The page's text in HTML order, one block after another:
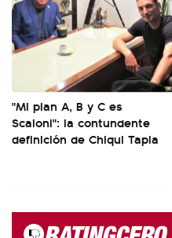
"Mi plan A, B y C es
Scaloni": la contundente
definición de Chiqui Tapia